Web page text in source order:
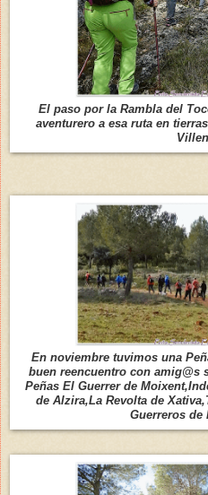
El paso por la Rambla del
aventurero a esa ruta en
En noviembre tuvimos una
buen reencuentro con amig@s
Peñas El Guerrer de
de Alzira,La Revolta de
Guerreros de